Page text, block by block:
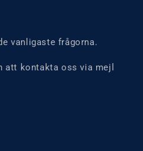
vanligaste frågorna.
att kontakta oss via mejl